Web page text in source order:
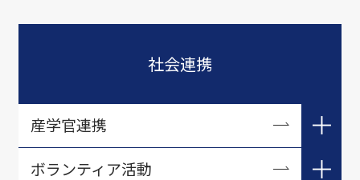
社会連携
産学官連携
研究シーズ
ボランティア活動